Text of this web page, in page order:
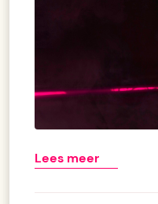
Lees meer